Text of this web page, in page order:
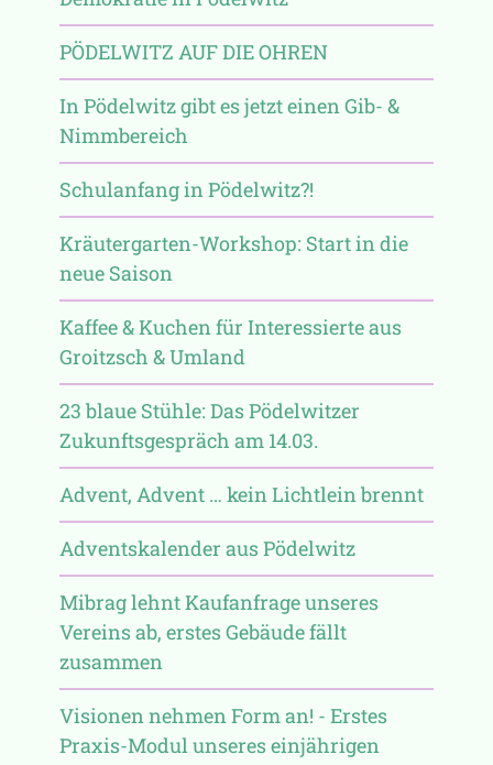
PÖDELWITZ AUF DIE OHREN
In Pödelwitz gibt es jetzt einen Gib- &
Nimmbereich
Schulanfang in Pödelwitz?!
Kräutergarten-Workshop: Start in die
neue Saison
Kaffee & Kuchen für Interessierte aus
Groitzsch & Umland
23 blaue Stühle: Das Pödelwitzer
Zukunftsgespräch am 14.03.
Advent, Advent … kein Lichtlein brennt
Adventskalender aus Pödelwitz
Mibrag lehnt Kaufanfrage unseres
Vereins ab, erstes Gebäude fällt
zusammen
Visionen nehmen Form an! - Erstes
Praxis-Modul unseres einjährigen